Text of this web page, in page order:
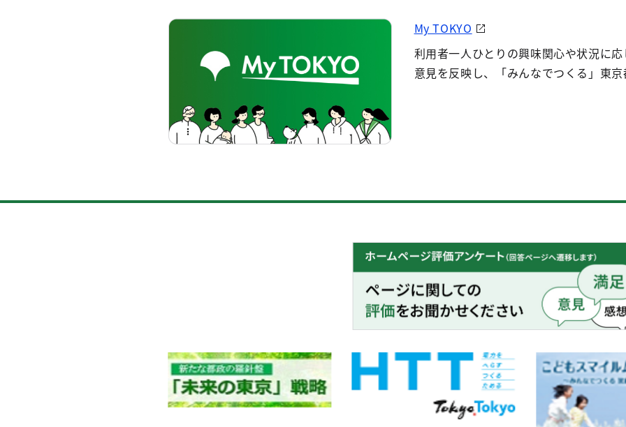
My TOKYO
利用者一人ひとりの興味関心や状況に
意見を反映し、「みんなでつくる」東京